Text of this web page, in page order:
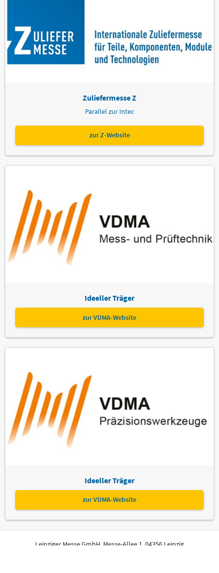
Zuliefermesse Z
Parallel zur Intec
zur Z-Website
Ideeller Träger
zur VDMA-Website
Ideeller Träger
zur VDMA-Website
Leipziger Messe GmbH, Messe-Allee 1, 04356 Leipzig